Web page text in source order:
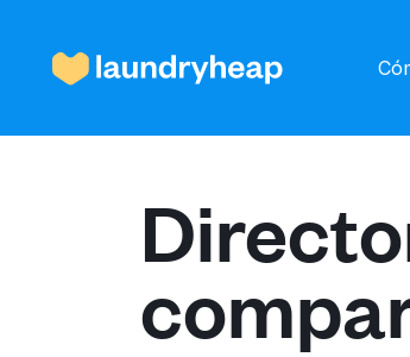
Cómo funciona
Precios y servicios